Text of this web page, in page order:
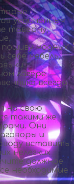
уединенным
таверну,
модных
себе мебель,
лагере —
всегда
на свою
такими же
Они
и
вставить
нелегких
должное
необходимые